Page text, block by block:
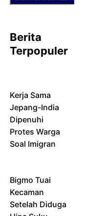
Berita
Terpopuler
Kerja Sama
Jepang-India
Dipenuhi
Protes Warga
Soal Imigran
Bigmo Tuai
Kecaman
Setelah Diduga